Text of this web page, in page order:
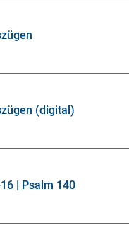
(digital)
| Psalm 140